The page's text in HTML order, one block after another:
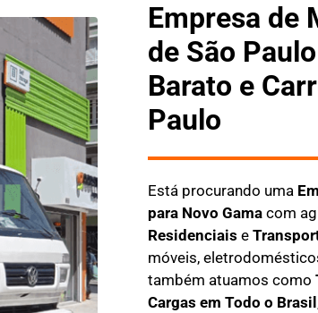
Empresa de
de São
Barato e
Paulo
Está procurando uma
para Novo Gamacom
Residenciais e
móveis,
também atuamos como
Cargas em Todo o Brasil